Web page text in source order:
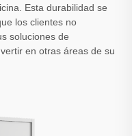
Esta durabilidad se
los clientes no
soluciones de
en otras áreas de su